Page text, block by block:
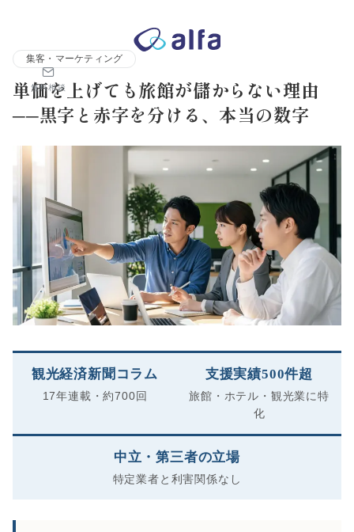
無料相談
株式会社アルファコンサルティング｜ホテル・旅館・観光業の事
集客・マーケティング
単価を上げても旅館が儲からない理由
──黒字と赤字を分ける、本当の数字
観光経済新聞コラム
17年連載・約700回
支援実績500件超
旅館・ホテル・観光業に特
化
中立・第三者の立場
特定業者と利害関係なし